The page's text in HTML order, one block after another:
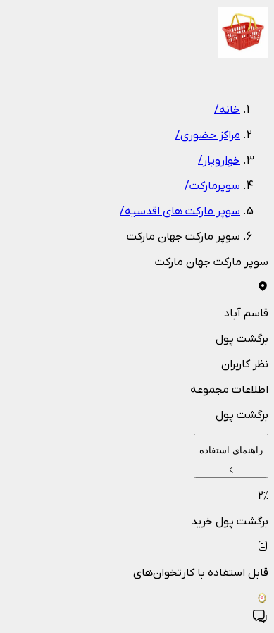
خانه/
مراکز حضوری/
خواروبار/
سوپرمارکت/
سوپر مارکت های اقدسیه/
سوپر مارکت جهان مارکت
سوپر مارکت جهان مارکت
قاسم آباد
برگشت پول
نظر کاربران
اطلاعات مجموعه
برگشت پول
راهنمای استفاده
2٪
برگشت پول خرید
قابل استفاده با کارتخوان‌های